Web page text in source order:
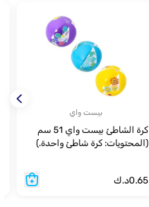
بيست واي
كرة الشاطئ بيست واي 51 سم
(المحتويات: كرة شاطئ واحدة.)
0.65د.ك